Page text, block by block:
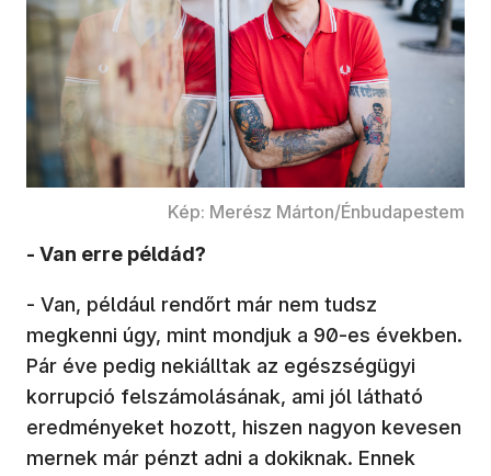
Kép: Merész Márton/Énbudapestem
- Van erre példád?
- Van, például rendőrt már nem tudsz
megkenni úgy, mint mondjuk a 90-es években.
Pár éve pedig nekiálltak az egészségügyi
korrupció felszámolásának, ami jól látható
eredményeket hozott, hiszen nagyon kevesen
mernek már pénzt adni a dokiknak. Ennek